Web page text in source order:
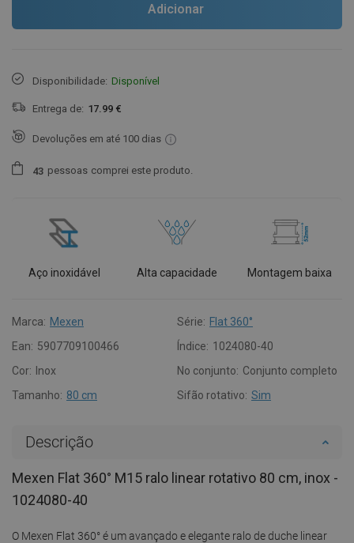
Adicionar
Disponibilidade: Disponível
Entrega de: 17.99 €
Devoluções em até 100 dias
43 pessoas comprei este produto.
Aço inoxidável Alta capacidade Montagem baixa
Marca: Mexen Série: Flat 360°
Ean: 5907709100466 Índice: 1024080-40
Cor:
Inox No conjunto: Conjunto completo
Tamanho: 80 cm Sifão rotativo: Sim
Descrição
Mexen Flat 360° M15 ralo linear rotativo 80 cm, inox -
1024080-40
O Mexen Flat 360° é um avançado e elegante ralo de duche linear